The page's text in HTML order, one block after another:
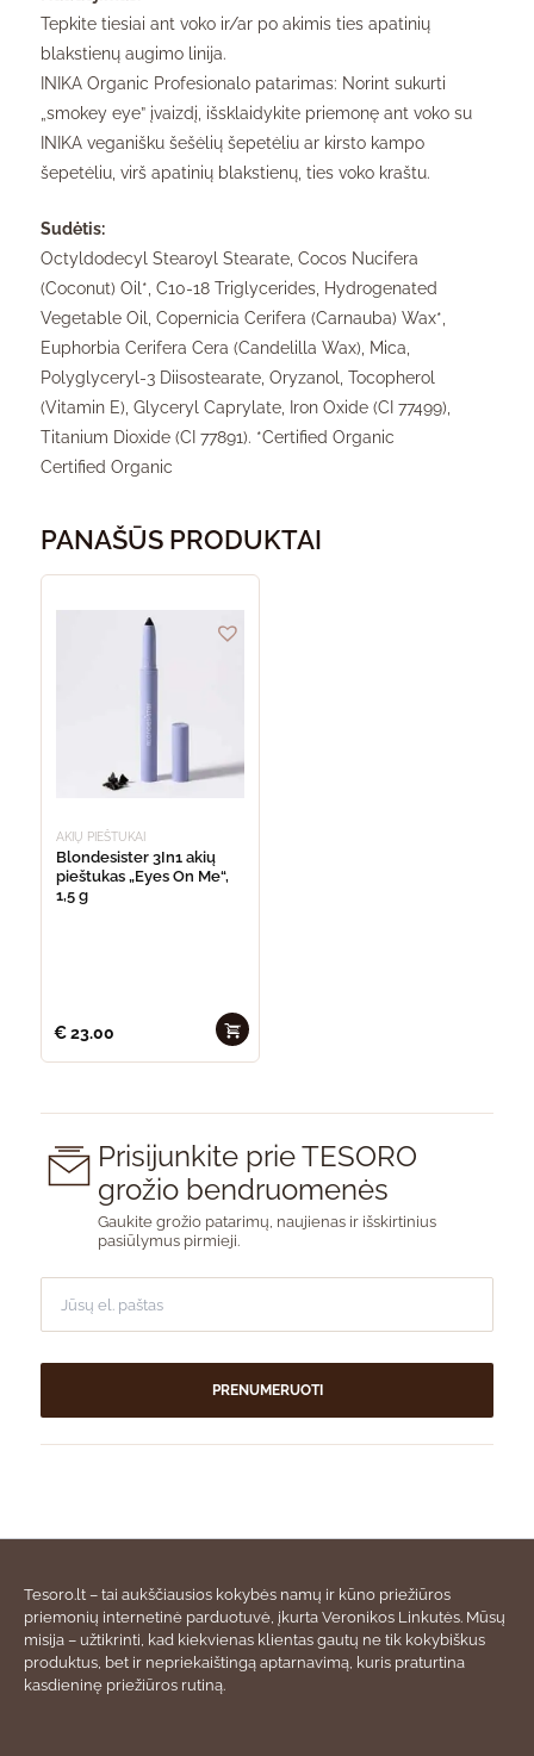
Tepkite tiesiai ant voko ir/ar po akimis ties apatinių
blakstienų augimo linija.
INIKA Organic Profesionalo patarimas: Norint sukurti
„smokey eye” įvaizdį, išsklaidykite priemonę ant voko su
INIKA veganišku šešėlių šepetėliu ar kirsto kampo
šepetėliu, virš apatinių blakstienų, ties voko kraštu.
Sudėtis:
Octyldodecyl Stearoyl Stearate, Cocos Nucifera
(Coconut) Oil*, C10-18 Triglycerides, Hydrogenated
Vegetable Oil, Copernicia Cerifera (Carnauba) Wax*,
Euphorbia Cerifera Cera (Candelilla Wax), Mica,
Polyglyceryl-3 Diisostearate, Oryzanol, Tocopherol
(Vitamin E), Glyceryl Caprylate, Iron Oxide (CI 77499),
Titanium Dioxide (CI 77891). *Certified Organic
Certified Organic
PANAŠŪS PRODUKTAI
AKIŲ PIEŠTUKAI
Blondesister 3In1 akių
pieštukas „Eyes On Me“,
1,5 g
€23.00
This
on
Prisijunkite prie TESORO
grožio bendruomenės
Gaukite grožio patarimų, naujienas ir išskirtinius
pasiūlymus pirmieji.
PRENUMERUOTI
Tesoro.lt – tai aukščiausios kokybės namų ir kūno priežiūros
priemonių internetinė parduotuvė, įkurta Veronikos Linkutės. Mūsų
misija – užtikrinti, kad kiekvienas klientas gautų ne tik kokybiškus
produktus, bet ir nepriekaištingą aptarnavimą, kuris praturtina
kasdieninę priežiūros rutiną.